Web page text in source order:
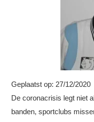
Geplaatst op: 27/12/2020
De coronacrisis legt niet
banden, sportclubs